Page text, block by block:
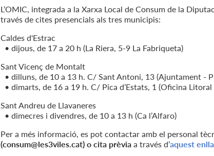
L’OMIC, integrada a la Xarxa Local de Consum de la
través de cites presencials als tres municipis:
Caldes d'Estrac
• dijous, de 17 a 20 h (La Riera, 5-9 La Fabriqueta)
Sant Vicenç de Montalt
• dilluns, de 10 a 13 h. C/ Sant Antoni, 13 (Ajuntament -
• dimarts, de 16 a 19 h. C/ Pica d’Estats, 1 (Oficina Litoral
Sant Andreu de Llavaneres
• dimecres i divendres, de 10 a 13 h (Ca l’Alfaro)
Per a més informació, es pot contactar amb el personal
(consum@les3viles.cat) o cita prèvia a través d’aquest